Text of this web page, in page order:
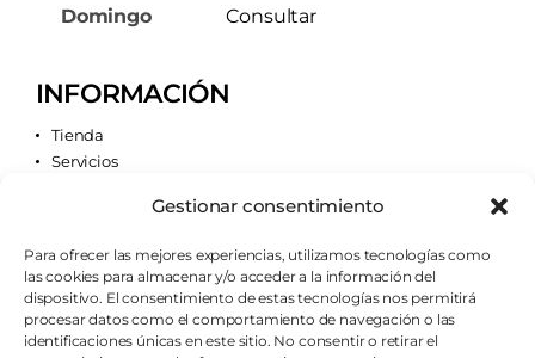
Gestionar consentimiento
Para ofrecer las mejores experiencias, utilizamos tecnologías como
las cookies para almacenar y/o acceder a la información del
dispositivo. El consentimiento de estas tecnologías nos permitirá
procesar datos como el comportamiento de navegación o las
identificaciones únicas en este sitio. No consentir o retirar el
Domingo
Consultar
INFORMACIÓN
Tienda
Servicios
Quiénes somos
AVISOS LEGALES
Aviso legal